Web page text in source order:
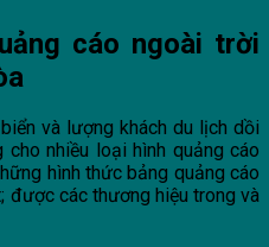
cáo ngoài trời
và lượng khách du lịch dồi
nhiều loại hình quảng cáo
hình thức bảng quảng cáo
được các thương hiệu trong và